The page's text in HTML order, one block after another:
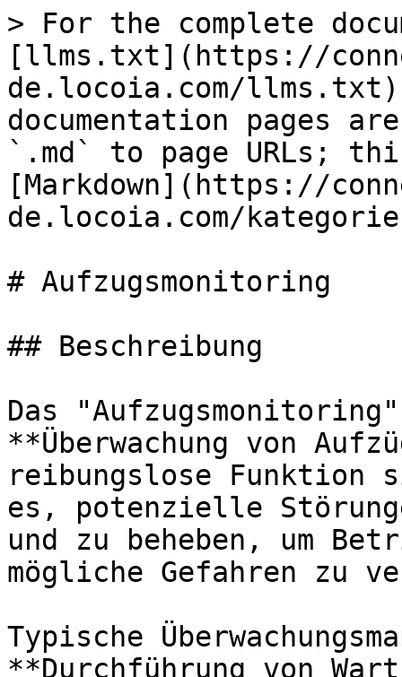
> For the complete
[llms.txt](https://
de.locoia.com/
documentation pages
`.md` to page URLs;
[Markdown](https://
de.locoia.com/
# Aufzugsmonitoring
## Beschreibung
Das
**Überwachung von
reibungslose
es, potenzielle
und zu beheben, um
mögliche Gefahren zu
Typische
**Durchführung von